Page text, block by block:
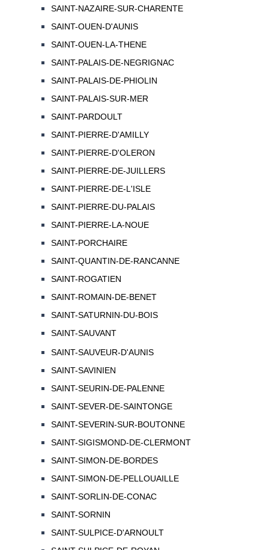
SAINT-NAZAIRE-SUR-CHARENTE
SAINT-OUEN-D'AUNIS
SAINT-OUEN-LA-THENE
SAINT-PALAIS-DE-NEGRIGNAC
SAINT-PALAIS-DE-PHIOLIN
SAINT-PALAIS-SUR-MER
SAINT-PARDOULT
SAINT-PIERRE-D'AMILLY
SAINT-PIERRE-D'OLERON
SAINT-PIERRE-DE-JUILLERS
SAINT-PIERRE-DE-L'ISLE
SAINT-PIERRE-DU-PALAIS
SAINT-PIERRE-LA-NOUE
SAINT-PORCHAIRE
SAINT-QUANTIN-DE-RANCANNE
SAINT-ROGATIEN
SAINT-ROMAIN-DE-BENET
SAINT-SATURNIN-DU-BOIS
SAINT-SAUVANT
SAINT-SAUVEUR-D'AUNIS
SAINT-SAVINIEN
SAINT-SEURIN-DE-PALENNE
SAINT-SEVER-DE-SAINTONGE
SAINT-SEVERIN-SUR-BOUTONNE
SAINT-SIGISMOND-DE-CLERMONT
SAINT-SIMON-DE-BORDES
SAINT-SIMON-DE-PELLOUAILLE
SAINT-SORLIN-DE-CONAC
SAINT-SORNIN
SAINT-SULPICE-D'ARNOULT